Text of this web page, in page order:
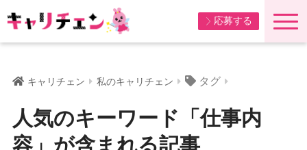
応募する
キャリチェン 私のキャリチェン タグ
人気のキーワード「仕事内
容」が含まれる記事